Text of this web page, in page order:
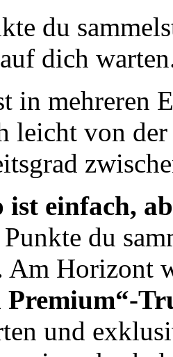
du
dich
in mehreren
leicht von
ist einfach,
du
Am Horizont
Premium“-
und